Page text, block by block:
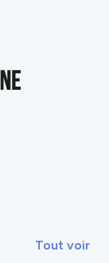
Tout voir